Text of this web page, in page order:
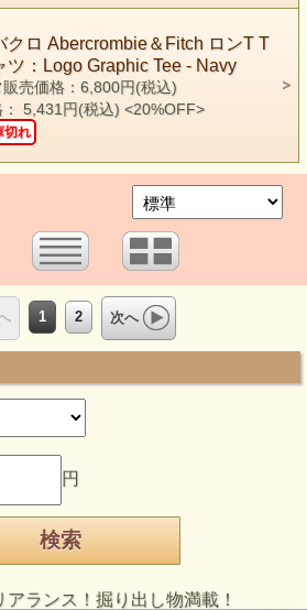
クロ Abercrombie＆Fitch ロンT T
ツ：Logo Graphic Tee - Navy
販売価格：6,800円(税込)
： 5,431円(税込) <20%OFF>
切れ
1 2 次へ
円
ランス！掘り出し物満載！